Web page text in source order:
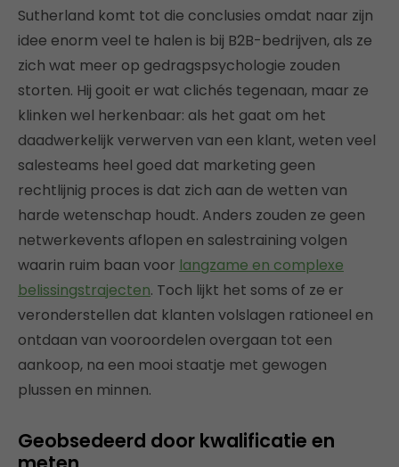
Sutherland komt tot die conclusies omdat naar zijn
idee enorm veel te halen is bij B2B-bedrijven, als ze
zich wat meer op gedragspsychologie zouden
storten. Hij gooit er wat clichés tegenaan, maar ze
klinken wel herkenbaar: als het gaat om het
daadwerkelijk verwerven van een klant, weten veel
salesteams heel goed dat marketing geen
rechtlijnig proces is dat zich aan de wetten van
harde wetenschap houdt. Anders zouden ze geen
netwerkevents aflopen en salestraining volgen
waarin ruim baan voor langzame en complexe
belissingstrajecten. Toch lijkt het soms of ze er
veronderstellen dat klanten volslagen rationeel en
ontdaan van vooroordelen overgaan tot een
aankoop, na een mooi staatje met gewogen
plussen en minnen.
Geobsedeerd door kwalificatie en